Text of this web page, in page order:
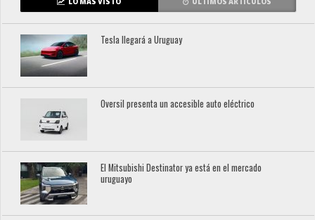
Tesla llegará a Uruguay
Oversil presenta un accesible auto eléctrico
El Mitsubishi Destinator ya está en el mercado
uruguayo